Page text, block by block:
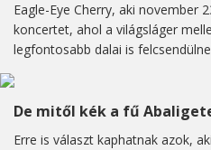
Eagle-Eye Cherry, aki november
koncertet, ahol a világsláger
legfontosabb dalai is
De mitől kék a fű
Erre is választ kaphatnak azok,